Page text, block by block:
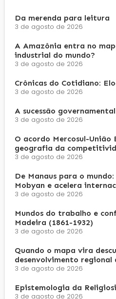
Da merenda para leitura
3 de agosto de 2026
A Amazônia entra no
industrial do mundo?
3 de agosto de 2026
Crônicas do Cotidiano:
3 de agosto de 2026
A sucessão governamental
3 de agosto de 2026
O acordo Mercosul-União
geografia da
3 de agosto de 2026
De Manaus para o
Mobyan e acelera
3 de agosto de 2026
Mundos do trabalho e
Madeira (1861-1932)
3 de agosto de 2026
Quando o mapa vira
desenvolvimento regional
3 de agosto de 2026
Epistemologia da
3 de agosto de 2026